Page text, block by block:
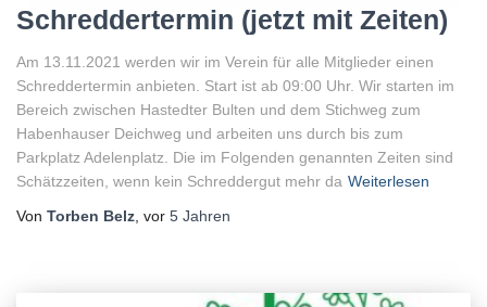
Schreddertermin (jetzt mit Zeiten)
Am 13.11.2021 werden wir im Verein für alle Mitglieder einen
Schreddertermin anbieten. Start ist ab 09:00 Uhr. Wir starten im
Bereich zwischen Hastedter Bulten und dem Stichweg zum
Habenhauser Deichweg und arbeiten uns durch bis zum
Parkplatz Adelenplatz. Die im Folgenden genannten Zeiten sind
Schätzzeiten, wenn kein Schreddergut mehr da Weiterlesen
Von Torben Belz , vor 5 Jahren